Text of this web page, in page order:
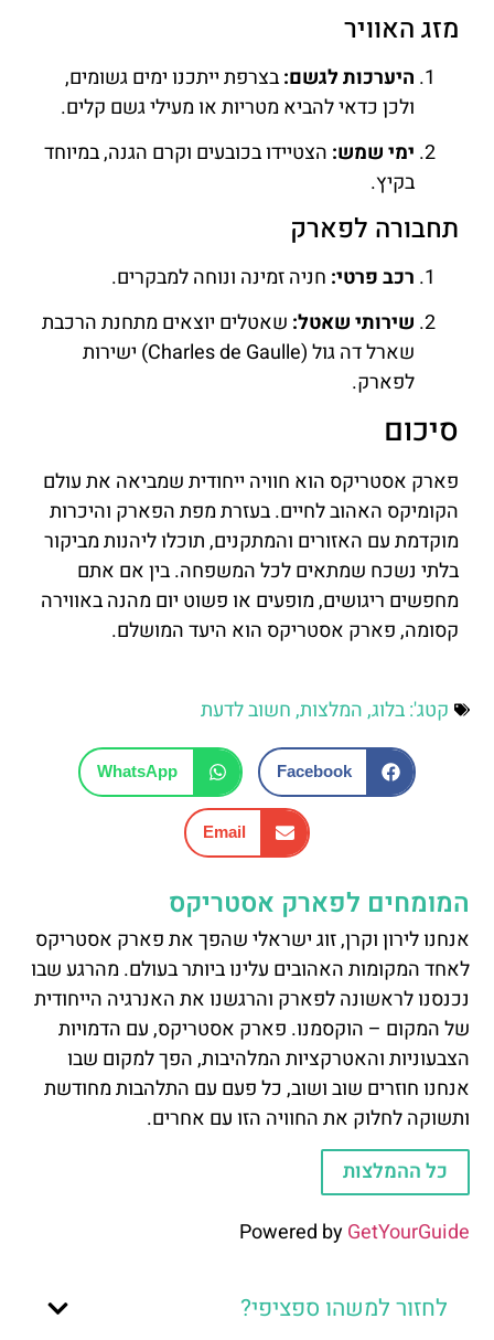
מזג האוויר
היערכות לגשם:בצרפת ייתכנו ימים גשומים,
ולכן כדאי להביא מטריות או מעילי גשם קלים.
ימי שמש: הצטיידו בכובעים וקרם הגנה, במיוחד
בקיץ.
תחבורה לפארק
רכב פרטי: חניה זמינה ונוחה למבקרים.
שירותי שאטל: שאטלים יוצאים מתחנת הרכבת
שארל דה גול (Charles de Gaulle) ישירות
לפארק.
סיכום
פארק אסטריקס הוא חוויה ייחודית שמביאה את עולם
הקומיקס האהוב לחיים. בעזרת מפת הפארק והיכרות
מוקדמת עם האזורים והמתקנים, תוכלו ליהנות מביקור
בלתי נשכח שמתאים לכל המשפחה. בין אם אתם
מחפשים ריגושים, מופעים או פשוט יום מהנה באווירה
קסומה, פארק אסטריקס הוא היעד המושלם.
קטג':בלוג,המלצות,חשוב לדעת
Facebook
WhatsApp
Email
המומחים לפארק אסטריקס
אנחנו לירון וקרן, זוג ישראלי שהפך את פארק אסטריקס
לאחד המקומות האהובים עלינו ביותר בעולם. מהרגע שבו
נכנסנו לראשונה לפארק והרגשנו את האנרגיה הייחודית
של המקום – הוקסמנו. פארק אסטריקס, עם הדמויות
הצבעוניות והאטרקציות המלהיבות, הפך למקום שבו
אנחנו חוזרים שוב ושוב, כל פעם עם התלהבות מחודשת
ותשוקה לחלוק את החוויה הזו עם אחרים.
כל ההמלצות
Powered byGetYourGuide
לחזור למשהו ספציפי?